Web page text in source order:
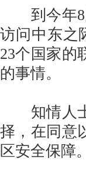
到今年8
访问中东之
23个国家的
的事情。
知情人士
择，在同意
区安全保障。